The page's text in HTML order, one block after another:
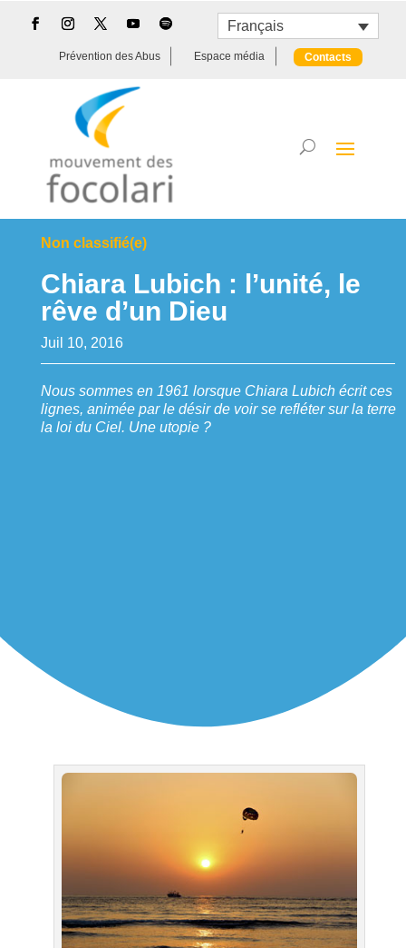
Français
Prévention des Abus Espace média Contacts
Non classifié(e)
Chiara Lubich : l’unité, le
rêve d’un Dieu
Juil 10, 2016
Nous sommes en 1961 lorsque Chiara Lubich écrit ces
lignes, animée par le désir de voir se refléter sur la terre
la loi du Ciel. Une utopie ?